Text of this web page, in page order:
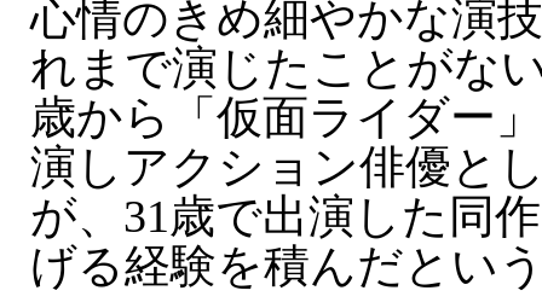
心情のきめ細やかな演
れまで演じたことがな
歳から「仮面ライダー
演しアクション俳優と
が、31歳で出演した同
げる経験を積んだとい